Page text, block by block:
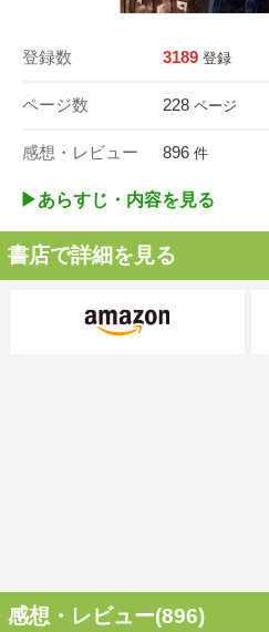
登録数 3189 登録
ページ数 228 ページ
感想・レビュー 896 件
▶︎あらすじ・内容を見る
書店で詳細を見る
感想・レビュー(896)